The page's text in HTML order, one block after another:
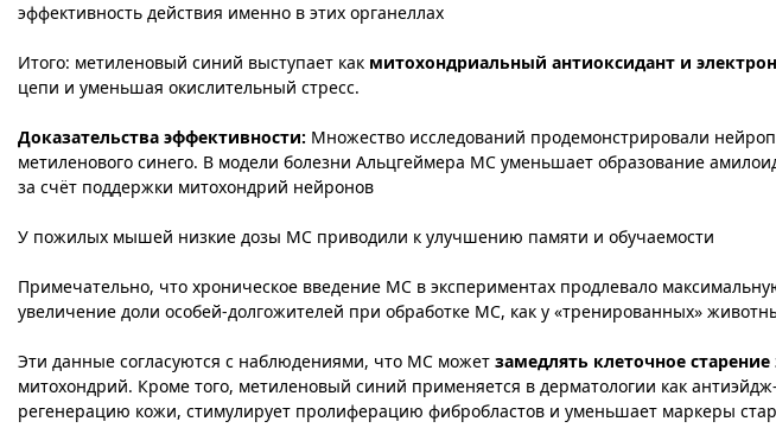
эффективность действия именно в этих органеллах​
Итого: метиленовый синий выступает как митохондриальный антиоксидант и
цепи и уменьшая окислительный стресс.
Доказательства эффективности: Множество исследований продемонстрировали
метиленового синего. В модели болезни Альцгеймера МС уменьшает образование
за счёт поддержки митохондрий нейронов​
У пожилых мышей низкие дозы МС приводили к улучшению памяти и обучаемости​
Примечательно, что хроническое введение МС в экспериментах продлевало
увеличение доли особей-долгожителей при обработке МС, как у «тренированных»
Эти данные согласуются с наблюдениями, что МС может замедлять клеточное старение
митохондрий. Кроме того, метиленовый синий применяется в дерматологии как
регенерацию кожи, стимулирует пролиферацию фибробластов и уменьшает маркеры